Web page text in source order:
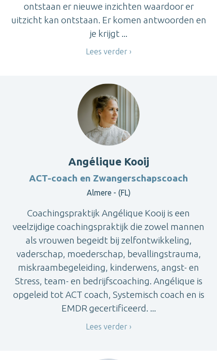
ontstaan er nieuwe inzichten waardoor er
uitzicht kan ontstaan. Er komen antwoorden en
je krijgt ...
Lees verder
Angélique Kooij
ACT-coach en Zwangerschapscoach
Almere - (FL)
Coachingspraktijk Angélique Kooij is een
veelzijdige coachingspraktijk die zowel mannen
als vrouwen begeidt bij zelfontwikkeling,
vaderschap, moederschap, bevallingstrauma,
miskraambegeleiding, kinderwens, angst- en
Stress, team- en bedrijfscoaching. Angélique is
opgeleid tot ACT coach, Systemisch coach en is
EMDR gecertificeerd. ...
Lees verder